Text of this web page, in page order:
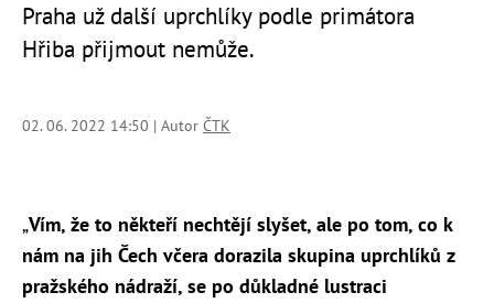
Praha už další uprchlíky podle primátora
Hřiba přijmout nemůže.
02. 06. 2022 14:50 | Autor ČTK
„Vím, že to někteří nechtějí slyšet, ale po tom, co k
nám na jih Čech včera dorazila skupina uprchlíků z
pražského nádraží, se po důkladné lustraci